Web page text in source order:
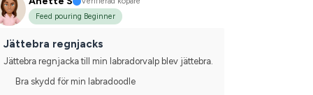
Feed pouring Beginner
Jättebra regnjacks
Jättebra regnjacka till min labradorvalp blev jättebra.
Bra skydd för min labradoodle